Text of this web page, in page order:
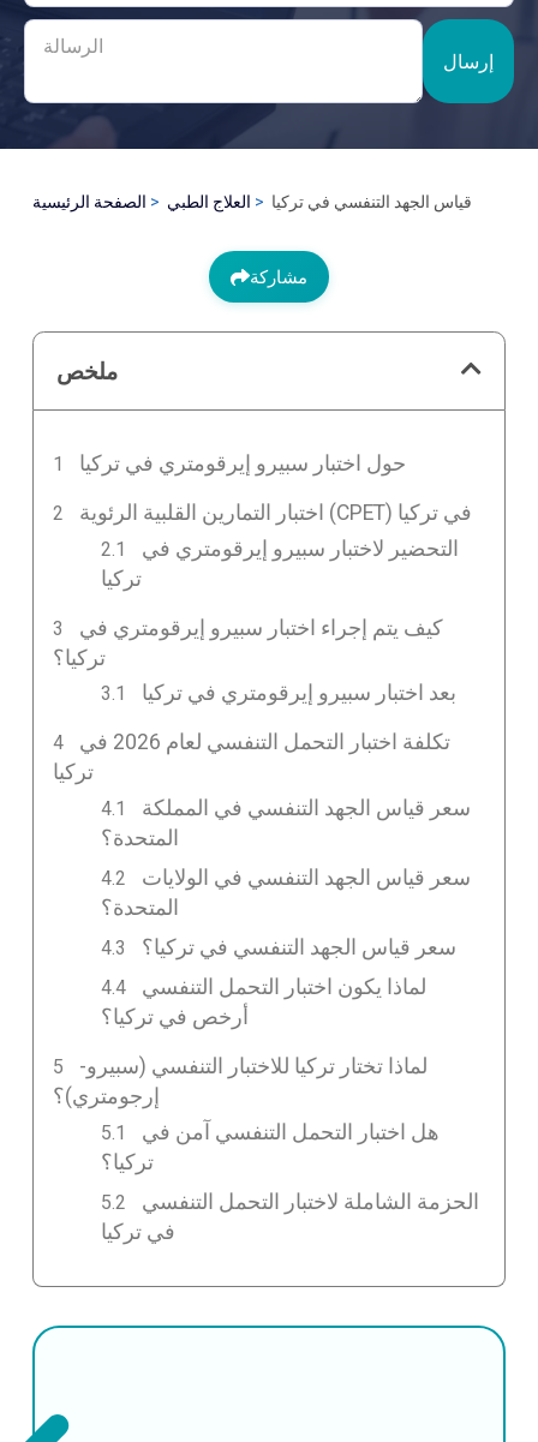
إرسال
الصفحة الرئيسية العلاج الطبي قياس الجهد التنفسي في تركيا
مشاركة
ملخص
حول اختبار سبيرو إيرقومتري في تركيا
اختبار التمارين القلبية الرئوية (CPET) في تركيا
التحضير لاختبار سبيرو إيرقومتري في
تركيا
كيف يتم إجراء اختبار سبيرو إيرقومتري في
تركيا؟
بعد اختبار سبيرو إيرقومتري في تركيا
تكلفة اختبار التحمل التنفسي لعام 2026 في
تركيا
سعر قياس الجهد التنفسي في المملكة
المتحدة؟
سعر قياس الجهد التنفسي في الولايات
المتحدة؟
سعر قياس الجهد التنفسي في تركيا؟
لماذا يكون اختبار التحمل التنفسي
أرخص في تركيا؟
لماذا تختار تركيا للاختبار التنفسي (سبيرو-
إرجومتري)؟
هل اختبار التحمل التنفسي آمن في
تركيا؟
الحزمة الشاملة لاختبار التحمل التنفسي
في تركيا